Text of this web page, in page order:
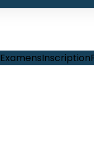
ExamensInscription